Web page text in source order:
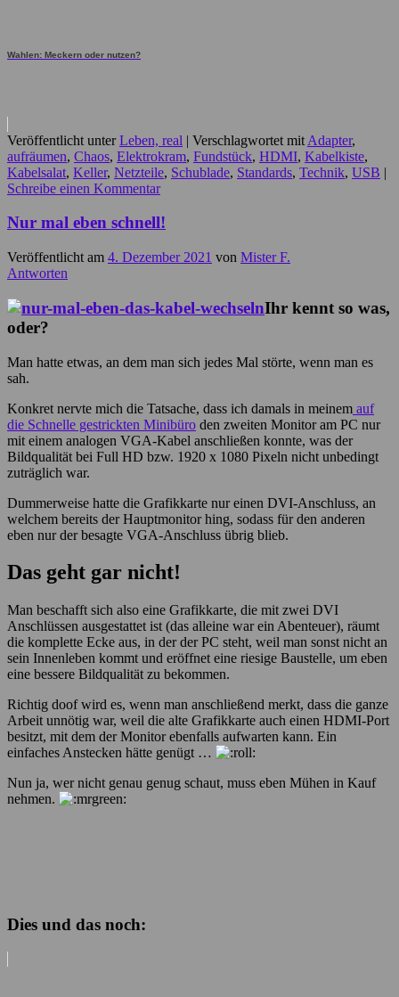
Wahlen: Meckern oder nutzen?
Veröffentlicht unter Leben, real | Verschlagwortet mit Adapter,
aufräumen, Chaos, Elektrokram, Fundstück, HDMI, Kabelkiste,
Kabelsalat, Keller, Netzteile, Schublade, Standards, Technik, USB |
Schreibe einen Kommentar
Nur mal eben schnell!
Veröffentlicht am 4. Dezember 2021 von Mister F.
Antworten
Ihr kennt so was,
oder?
Man hatte etwas, an dem man sich jedes Mal störte, wenn man es
sah.
Konkret nervte mich die Tatsache, dass ich damals in meinem auf
die Schnelle gestrickten Minibüro den zweiten Monitor am PC nur
mit einem analogen VGA-Kabel anschließen konnte, was der
Bildqualität bei Full HD bzw. 1920 x 1080 Pixeln nicht unbedingt
zuträglich war.
Dummerweise hatte die Grafikkarte nur einen DVI-Anschluss, an
welchem bereits der Hauptmonitor hing, sodass für den anderen
eben nur der besagte VGA-Anschluss übrig blieb.
Das geht gar nicht!
Man beschafft sich also eine Grafikkarte, die mit zwei DVI
Anschlüssen ausgestattet ist (das alleine war ein Abenteuer), räumt
die komplette Ecke aus, in der der PC steht, weil man sonst nicht an
sein Innenleben kommt und eröffnet eine riesige Baustelle, um eben
eine bessere Bildqualität zu bekommen.
Richtig doof wird es, wenn man anschließend merkt, dass die ganze
Arbeit unnötig war, weil die alte Grafikkarte auch einen HDMI-Port
besitzt, mit dem der Monitor ebenfalls aufwarten kann. Ein
einfaches Anstecken hätte genügt …
Nun ja, wer nicht genau genug schaut, muss eben Mühen in Kauf
nehmen.
Dies und das noch: